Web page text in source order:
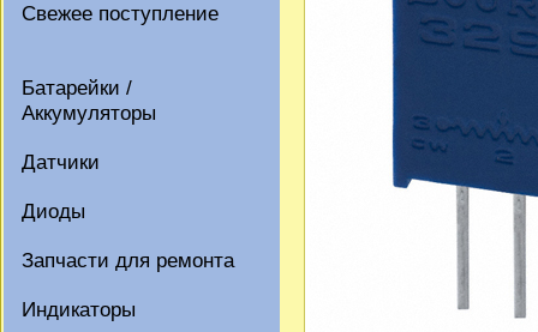
Свежее поступление
Батарейки /
Аккумуляторы
Датчики
Диоды
Запчасти для ремонта
Индикаторы